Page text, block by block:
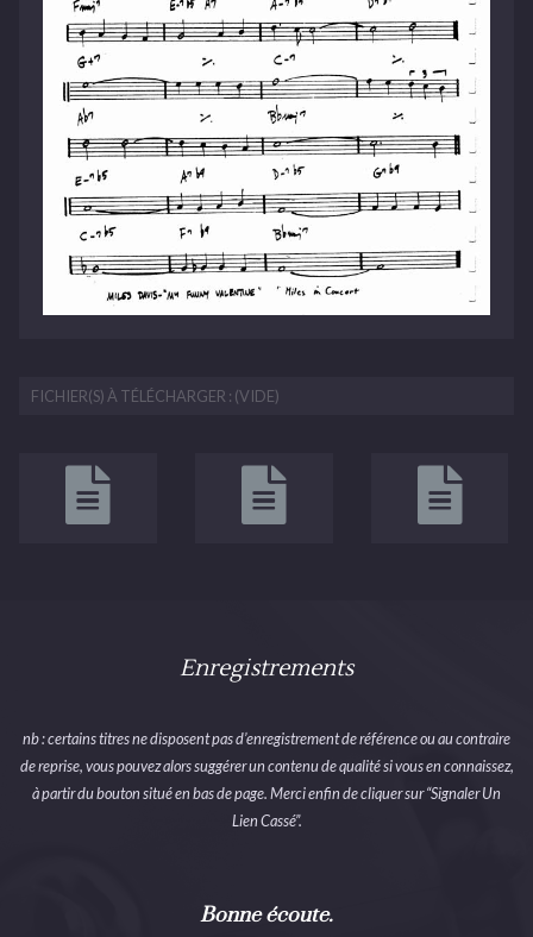
FICHIER(S) À TÉLÉCHARGER : (VIDE)
Enregistrements
nb : certains titres ne disposent pas d’enregistrement de référence ou au contraire
de reprise, vous pouvez alors suggérer un contenu de qualité si vous en connaissez,
à partir du bouton situé en bas de page. Merci enfin de cliquer sur “Signaler Un
Lien Cassé”.
Bonne écoute.